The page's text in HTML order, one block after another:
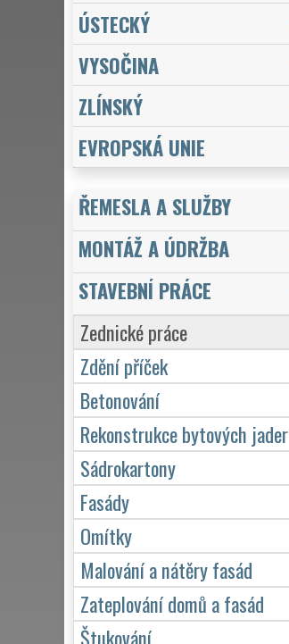
ÚSTECKÝ
VYSOČINA
ZLÍNSKÝ
EVROPSKÁ UNIE
ŘEMESLA A SLUŽBY
MONTÁŽ A ÚDRŽBA
STAVEBNÍ PRÁCE
Zednické práce
Zdění příček
Betonování
Rekonstrukce bytových jader
Sádrokartony
Fasády
Omítky
Malování a nátěry fasád
Zateplování domů a fasád
Štukování